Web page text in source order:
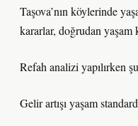
Taşova’nın köylerinde
kararlar, doğrudan yaşam
Refah analizi yapılırken
Gelir artışı yaşam